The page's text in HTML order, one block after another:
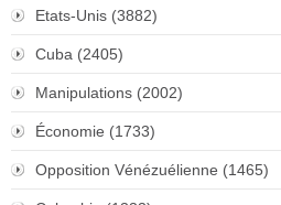
Etats-Unis (3882)
Cuba (2405)
Manipulations (2002)
Économie (1733)
Opposition Vénézuélienne (1465)